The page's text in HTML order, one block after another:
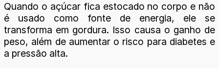
Quando o açúcar fica estocado no corpo e não
é usado como fonte de energia, ele se
transforma em gordura. Isso causa o ganho de
peso, além de aumentar o risco para diabetes e
a pressão alta.